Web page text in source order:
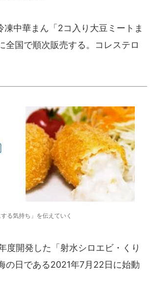
中華まん「2コ入り大豆ミートま
全国で順次販売する。コレステロ
る気持ち」を伝えていく
開発した「射水シロエビ・くり
の日である2021年7月22日に始動